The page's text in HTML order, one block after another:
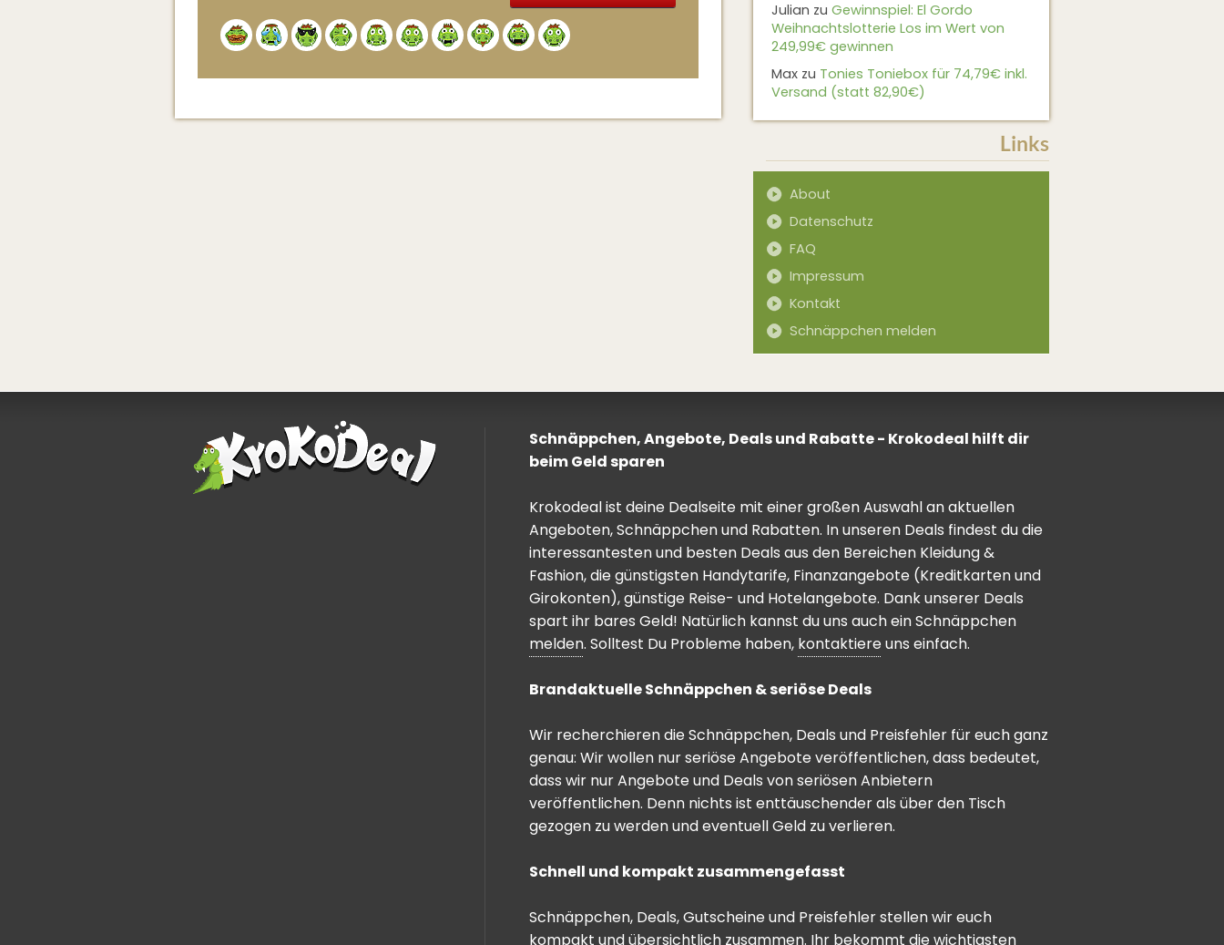
Julian zu Gewinnspiel: El Gordo
Weihnachtslotterie Los im Wert von
249,99€ gewinnen
Max zu Tonies Toniebox für 74,79€ inkl.
Versand (statt 82,90€)
Links
About
Datenschutz
FAQ
Impressum
Kontakt
Schnäppchen melden
Schnäppchen, Angebote, Deals und Rabatte - Krokodeal hilft dir
beim Geld sparen
Krokodeal ist deine Dealseite mit einer großen Auswahl an aktuellen
Angeboten, Schnäppchen und Rabatten. In unseren Deals findest du die
interessantesten und besten Deals aus den Bereichen Kleidung &
Fashion, die günstigsten Handytarife, Finanzangebote (Kreditkarten und
Girokonten), günstige Reise- und Hotelangebote. Dank unserer Deals
spart ihr bares Geld! Natürlich kannst du uns auch ein Schnäppchen
melden. Solltest Du Probleme haben, kontaktiere uns einfach.
Brandaktuelle Schnäppchen & seriöse Deals
Wir recherchieren die Schnäppchen, Deals und Preisfehler für euch ganz
genau: Wir wollen nur seriöse Angebote veröffentlichen, dass bedeutet,
dass wir nur Angebote und Deals von seriösen Anbietern
veröffentlichen. Denn nichts ist enttäuschender als über den Tisch
gezogen zu werden und eventuell Geld zu verlieren.
Schnell und kompakt zusammengefasst
Schnäppchen, Deals, Gutscheine und Preisfehler stellen wir euch
kompakt und übersichtlich zusammen. Ihr bekommt die wichtigsten